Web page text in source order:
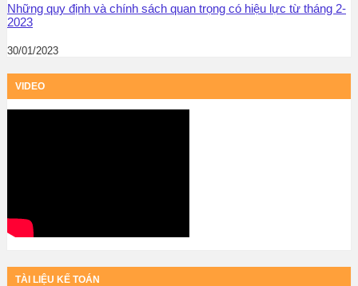
Những quy định và chính sách quan trọng có hiệu lực từ tháng 2-
2023
30/01/2023
VIDEO
TÀI LIỆU KẾ TOÁN